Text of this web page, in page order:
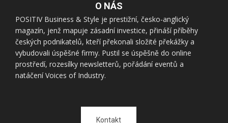
O NÁS
POSITIV Business & Style je prestižní, česko-anglický
magazín, jenž mapuje zásadní investice, přináší příběhy
českých podnikatelů, kteří překonali složité překážky a
vybudovali úspěšné firmy. Pustil se úspěšně do online
prostředí, rozesílky newsletterů, pořádání eventů a
natáčení Voices of Industry.
Kontakt